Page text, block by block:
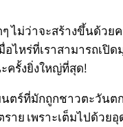
ไม่ว่าจะสร้างขึ้นด้วย
ไหร่ที่เราสามารถเปิ
ครั้งยิ่งใหญ่ที่สุด!
นตร์ที่มักถูกชาวตะวัน
าย เพราะเต็มไปด้วย